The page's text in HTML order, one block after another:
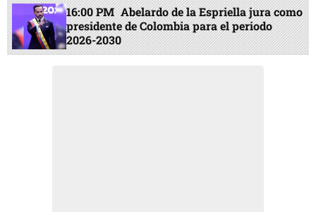
16:00 PM Abelardo de la Espriella jura como
presidente de Colombia para el periodo
2026-2030